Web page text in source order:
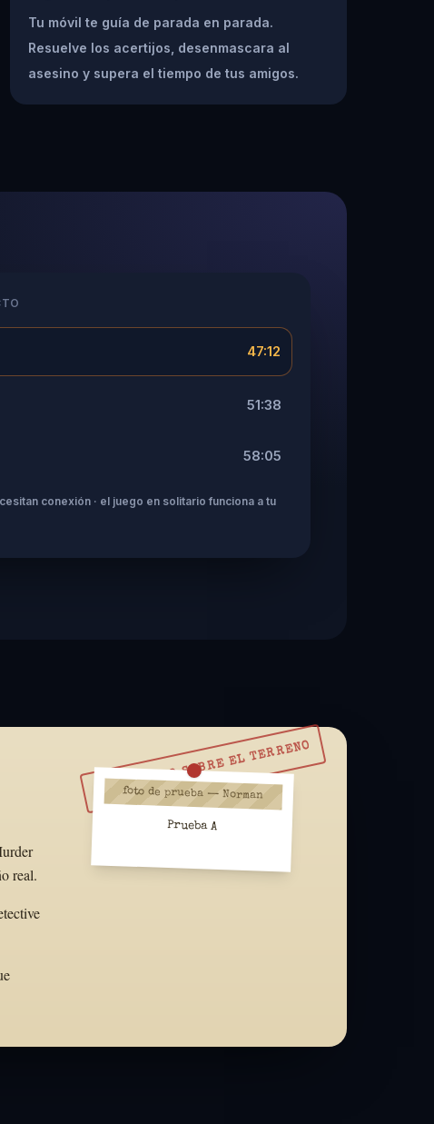
Tu móvil te guía de parada en parada.
Resuelve los acertijos, desenmascara al
asesino y supera el tiempo de tus amigos.
47:12
51:38
58:05
conexión · el juego en solitario funciona a tu
RESUÉLVELO SOBRE EL TERRENO
real.
foto de prueba — Norman
Prueba A